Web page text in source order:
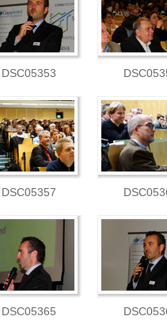
DSC05353
DSC05357
DSC05365